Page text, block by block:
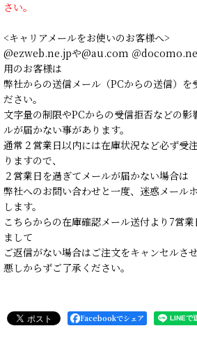
さい。
<キャリアメールをお使いのお客様へ>
@ezweb.ne.jpや@au.com ＠
用のお客様は
弊社からの送信メール（PCからの送信）を
ださい。
文字量の制限やPCからの受信拒否などの影
ルが届かない事があります。
通常２営業日以内には在庫状況など必ず受
りますので、
２営業日を過ぎてメールが届かない場合は
弊社へのお問い合わせと一度、迷惑メール
します。
こちらからの在庫確認メール送付より7営
まして
ご返信がない場合はご注文をキャンセルさせ
悪しからずご了承ください。
Facebookでシェア